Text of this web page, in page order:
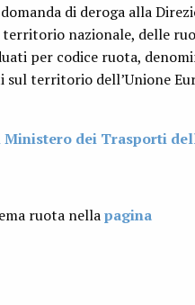
di deroga alla
territorio nazionale, delle
per codice ruota,
territorio dell’Unione
dei Trasporti
ruota nellapagina